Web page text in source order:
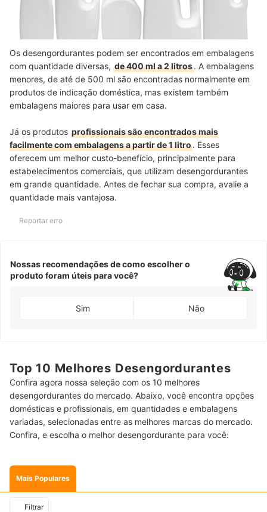
Os desengordurantes podem ser encontrados em embalagens
com quantidade diversas, de 400 ml a 2 litros. A embalagens
menores, de até de 500 ml são encontradas normalmente em
produtos de indicação doméstica, mas existem também
embalagens maiores para usar em casa.
Já os produtos profissionais são encontrados mais
facilmente com embalagens a partir de 1 litro. Esses
oferecem um melhor custo-benefício, principalmente para
estabelecimentos comerciais, que utilizam desengordurantes
em grande quantidade. Antes de fechar sua compra, avalie a
quantidade mais vantajosa.
Reportar erro
Nossas recomendações de como escolher o
produto foram úteis para você?
Sim Não
Top 10 Melhores Desengordurantes
Confira agora nossa seleção com os 10 melhores
desengordurantes do mercado. Abaixo, você encontra opções
domésticas e profissionais, em quantidades e embalagens
variadas, selecionadas entre as melhores marcas do mercado.
Confira, e escolha o melhor desengordurante para você:
Mais Populares
Filtrar